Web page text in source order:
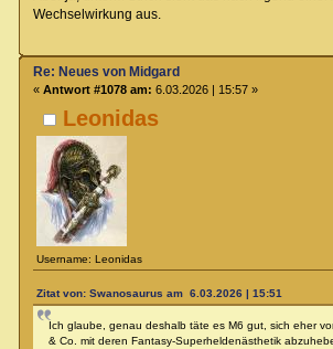
Wechselwirkung aus.
Leonidas
Username: Leonidas
Re: Neues von Midgard
« Antwort #1078 am: 6.03.2026 | 15:57 »
Zitat von: Swanosaurus am 6.03.2026 | 15:51
Ich glaube, genau deshalb täte es M6 gut, sich eher
& Co. mit deren Fantasy-Superheldenästhetik